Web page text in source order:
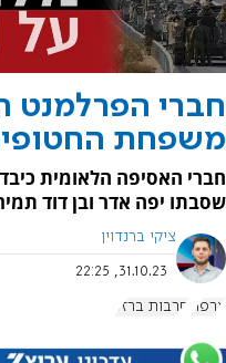
חברי הפרלמנט
משפחת
חברי האסיפה הלאומית
שסבתו יפה אדר ובן דוד
ציקי ברנדוין
31.10.23, 22:25
צרפת חרבות ברזל